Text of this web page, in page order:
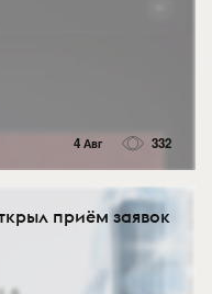
4 Авг 332
приём заявок